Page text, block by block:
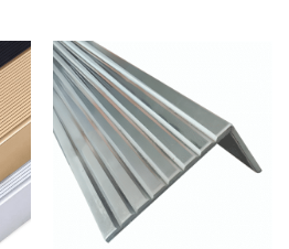
has
multiple
variants.
The
options
may
be
chosen